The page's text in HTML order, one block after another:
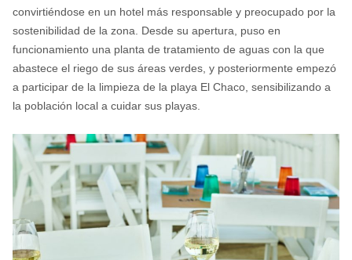
convirtiéndose en un hotel más responsable y preocupado por la
sostenibilidad de la zona. Desde su apertura, puso en
funcionamiento una planta de tratamiento de aguas con la que
abastece el riego de sus áreas verdes, y posteriormente empezó
a participar de la limpieza de la playa El Chaco, sensibilizando a
la población local a cuidar sus playas.